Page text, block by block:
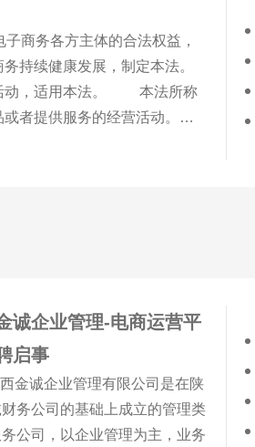
各方主体的合法权益，
持续健康发展，制定本法。
动，适用本法。 本法所称
者提供服务的经营活动。
，推进电子商务诚信体系建
分发挥电子商务在推动高质
诚企业管理-电商运营平
启事
金诚企业管理有限公司是在陕
务公司的基础上成立的管理类
公司，以企业管理为主，业务